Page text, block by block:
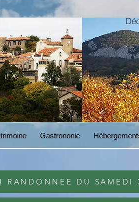
Read
Gastrononie
RANDONNEE DU